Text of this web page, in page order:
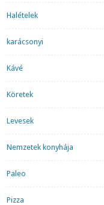
Halételek
karácsonyi
Kávé
Köretek
Levesek
Nemzetek konyhája
Paleo
Pizza